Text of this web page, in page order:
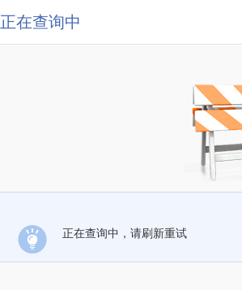
正在查询中
正在查询中，请刷新重试